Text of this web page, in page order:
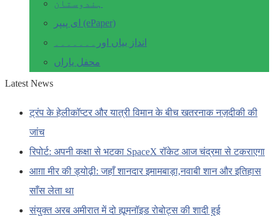
ہندوستان
ای پیپر (ePaper)
انداز بیاں اور۔۔۔۔۔۔۔
محفل یاراں
Latest News
ट्रंप के हेलीकॉप्टर और यात्री विमान के बीच खतरनाक नज़दीकी की
जांच
रिपोर्ट: अपनी कक्षा से भटका SpaceX रॉकेट आज चंद्रमा से टकराएगा
आग़ा मीर की ड्योढ़ी: जहाँ शानदार इमामबाड़ा,नवाबी शान और इतिहास
साँस लेता था
संयुक्त अरब अमीरात में दो ह्यूमनॉइड रोबोट्स की शादी हुई